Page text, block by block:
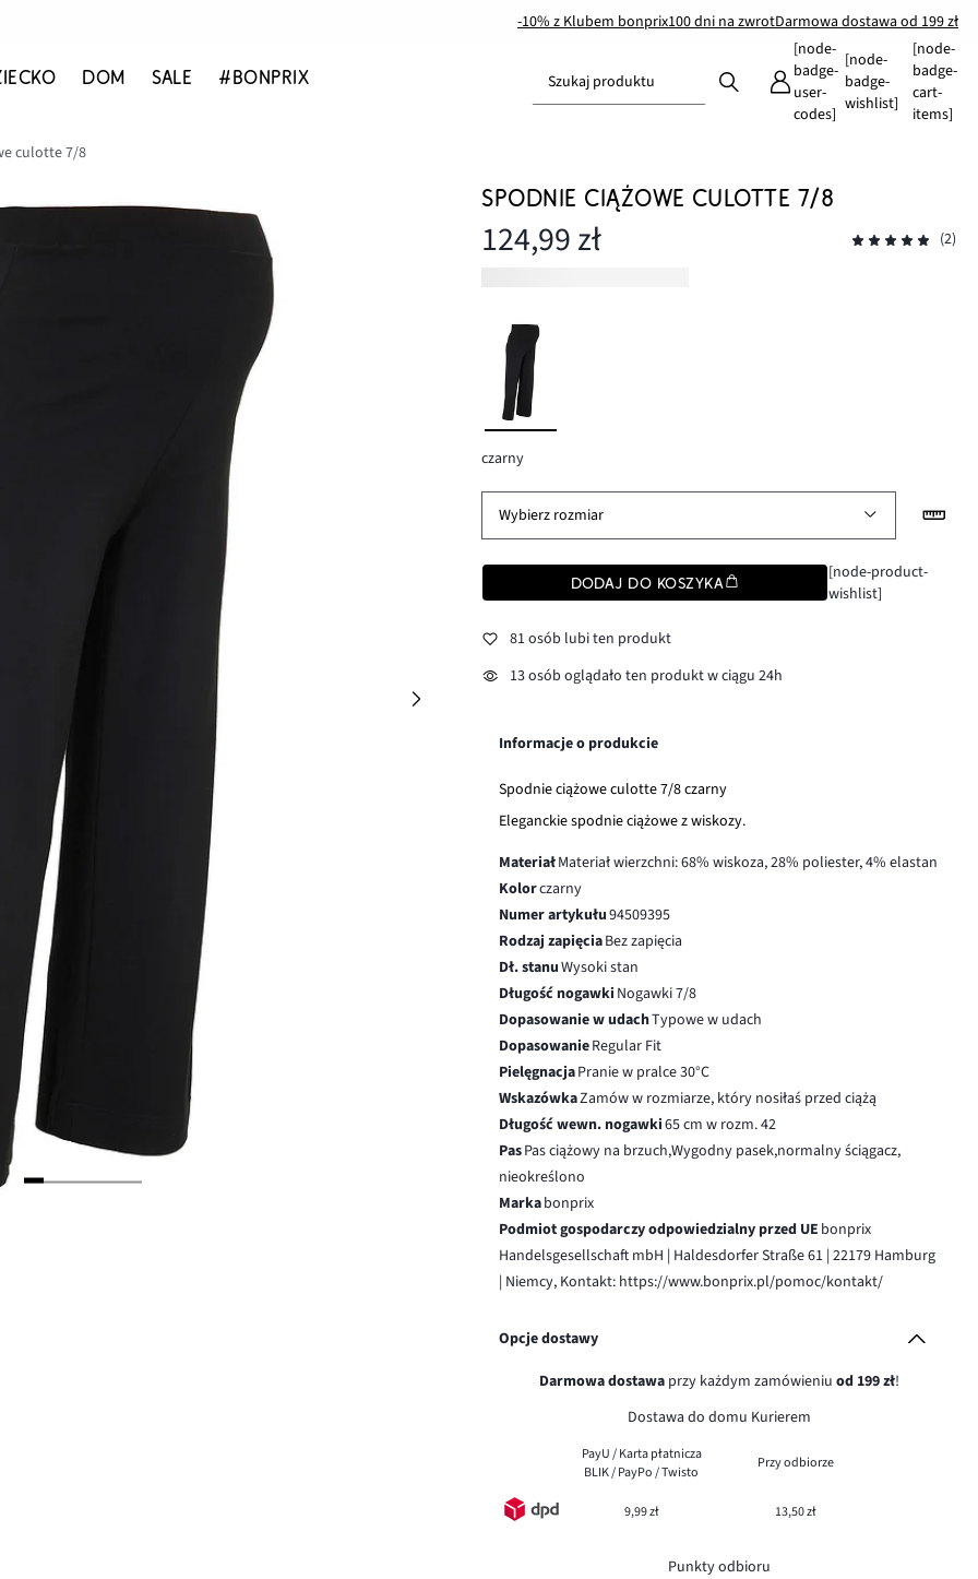
-10% z Klubem bonprix100 dni na zwrotDarmowa dostawa od 199 zł
DOM SALE #BONPRIX Szukaj produktu
[node-
badge-
user-
codes]
[node-
badge-
wishlist]
[node-
badge-
cart-
items]
culotte 7/8
SPODNIE CIĄŻOWE CULOTTE 7/8
124,99 zł (2)
czarny
Wybierz rozmiar
DODAJ DO KOSZYKA
[node-product-
wishlist]
81 osób lubi ten produkt
13 osób oglądało ten produkt w ciągu 24h
Informacje o produkcie
Spodnie ciążowe culotte 7/8 czarny
Eleganckie spodnie ciążowe z wiskozy.
MateriałMateriał wierzchni: 68% wiskoza, 28% poliester, 4% elastan
Kolorczarny
Numer artykułu94509395
Rodzaj zapięciaBez zapięcia
Dł. stanuWysoki stan
Długość nogawki Nogawki 7/8
Dopasowanie w udachTypowe w udach
DopasowanieRegular Fit
PielęgnacjaPranie w pralce 30°C
WskazówkaZamów w rozmiarze, który nosiłaś przed ciążą
Długość wewn. nogawki65 cm w rozm. 42
PasPas ciążowy na brzuch,Wygodny pasek,normalny ściągacz,
nieokreślono
Markabonprix
Podmiot gospodarczy odpowiedzialny przed UE bonprix
Handelsgesellschaft mbH | Haldesdorfer Straße 61 | 22179 Hamburg
| Niemcy, Kontakt: https://www.bonprix.pl/pomoc/kontakt/
Opcje dostawy
Darmowa dostawaprzy każdym zamówieniu od 199 zł!
Dostawa do domu Kurierem
PayU / Karta płatnicza
BLIK / PayPo / Twisto
Przy odbiorze
9,99 zł 13,50 zł
Punkty odbioru